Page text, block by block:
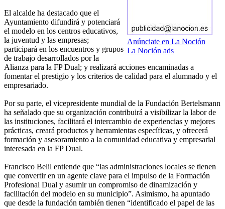
Anúnciate en La Noción
La Noción ads
El alcalde ha destacado que el
Ayuntamiento difundirá y potenciará
el modelo en los centros educativos,
la juventud y las empresas;
participará en los encuentros y grupos
de trabajo desarrollados por la
Alianza para la FP Dual; y realizará acciones encaminadas a
fomentar el prestigio y los criterios de calidad para el alumnado y el
empresariado.
Por su parte, el vicepresidente mundial de la Fundación Bertelsmann
ha señalado que su organización contribuirá a visibilizar la labor de
las instituciones, facilitará el intercambio de experiencias y mejores
prácticas, creará productos y herramientas específicas, y ofrecerá
formación y asesoramiento a la comunidad educativa y empresarial
interesada en la FP Dual.
Francisco Belil entiende que “las administraciones locales se tienen
que convertir en un agente clave para el impulso de la Formación
Profesional Dual y asumir un compromiso de dinamización y
facilitación del modelo en su municipio”. Asimismo, ha apuntado
que desde la fundación también tienen “identificado el papel de las